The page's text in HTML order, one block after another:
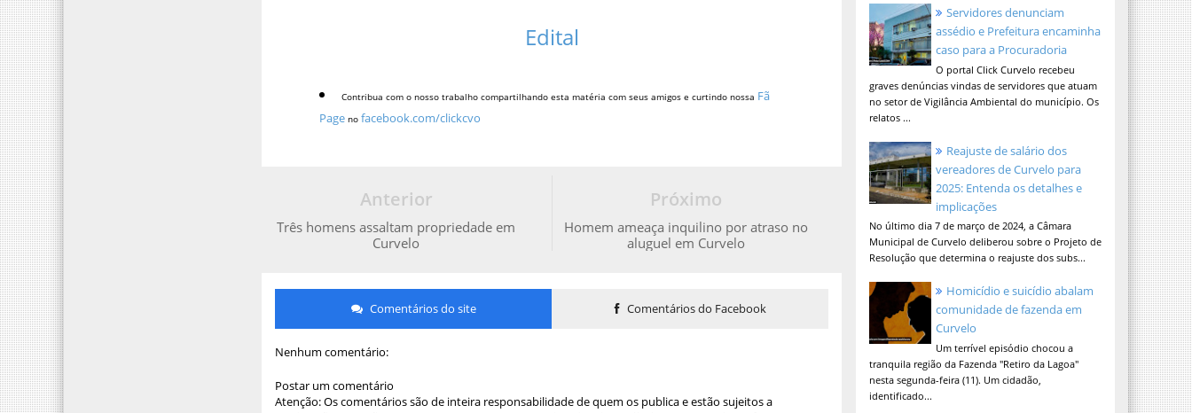
Edital
Contribua com o nosso trabalho compartilhando esta matéria com seus amigos e curtindo nossa Fã
Page nofacebook.com/clickcvo
Próximo
Homem ameaça inquilino por atraso no
aluguel em Curvelo
Anterior
Três homens assaltam propriedade em
Curvelo
Comentários do site Comentários do Facebook
Nenhum comentário:
Postar um comentário
Atenção: Os comentários são de inteira responsabilidade de quem os publica e estão sujeitos a
Servidores denunciam
assédio e Prefeitura encaminha
caso para a Procuradoria
O portal Click Curvelo recebeu
graves denúncias vindas de servidores que atuam
no setor de Vigilância Ambiental do município. Os
relatos ...
Reajuste de salário dos
vereadores de Curvelo para
2025: Entenda os detalhes e
implicações
No último dia 7 de março de 2024, a Câmara
Municipal de Curvelo deliberou sobre o Projeto de
Resolução que determina o reajuste dos subs...
Homicídio e suicídio abalam
comunidade de fazenda em
Curvelo
Um terrível episódio chocou a
tranquila região da Fazenda "Retiro da Lagoa"
nesta segunda-feira (11). Um cidadão,
identificado...